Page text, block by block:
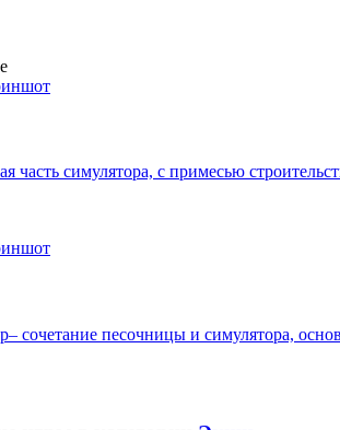
часть симулятора, с примесью
сочетание песочницы и симулятора,